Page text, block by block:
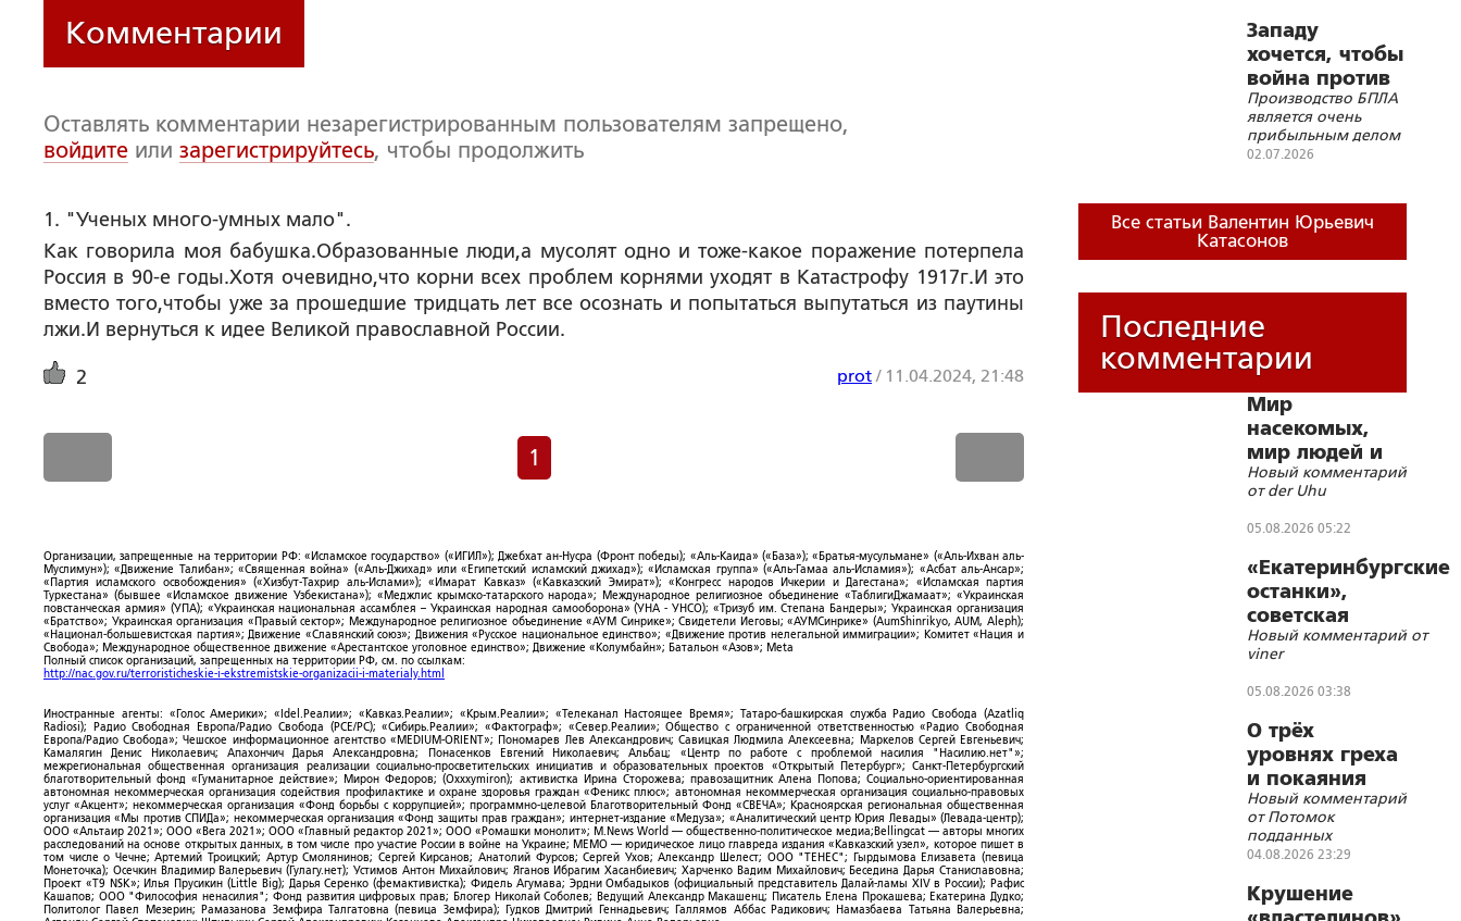
Комментарии
Оставлять комментарии незарегистрированным пользователям запрещено,
войдите или зарегистрируйтесь, чтобы продолжить
1. "Ученых много-умных мало".
Как говорила моя бабушка.Образованные люди,а мусолят одно и тоже-какое поражение потерпела
Россия в 90-е годы.Хотя очевидно,что корни всех проблем корнями уходят в Катастрофу 1917г.И это
вместо того,чтобы уже за прошедшие тридцать лет все осознать и попытаться выпутаться из паутины
лжи.И вернуться к идее Великой православной России.
2 prot/ 11.04.2024, 21:48
1
Организации, запрещенные на территории РФ: «Исламское государство» («ИГИЛ»); Джебхат ан-Нусра (Фронт победы); «Аль-Каида» («База»); «Братья-мусульмане» («Аль-Ихван аль-
Муслимун»); «Движение Талибан»; «Священная война» («Аль-Джихад» или «Египетский исламский джихад»); «Исламская группа» («Аль-Гамаа аль-Исламия»); «Асбат аль-Ансар»;
«Партия исламского освобождения» («Хизбут-Тахрир аль-Ислами»); «Имарат Кавказ» («Кавказский Эмират»); «Конгресс народов Ичкерии и Дагестана»; «Исламская партия
Туркестана» (бывшее «Исламское движение Узбекистана»); «Меджлис крымско-татарского народа»; Международное религиозное объединение «ТаблигиДжамаат»; «Украинская
повстанческая армия» (УПА); «Украинская национальная ассамблея – Украинская народная самооборона» (УНА - УНСО); «Тризуб им. Степана Бандеры»; Украинская организация
«Братство»; Украинская организация «Правый сектор»; Международное религиозное объединение «АУМ Синрике»; Свидетели Иеговы; «АУМСинрике» (AumShinrikyo, AUM, Aleph);
«Национал-большевистская партия»; Движение «Славянский союз»; Движения «Русское национальное единство»; «Движение против нелегальной иммиграции»; Комитет «Нация и
Свобода»; Международное общественное движение «Арестантское уголовное единство»; Движение «Колумбайн»; Батальон «Азов»; Meta
Полный список организаций, запрещенных на территории РФ, см. по ссылкам:
http://nac.gov.ru/terroristicheskie-i-ekstremistskie-organizacii-i-materialy.html
Иностранные агенты: «Голос Америки»; «Idel.Реалии»; «Кавказ.Реалии»; «Крым.Реалии»; «Телеканал Настоящее Время»; Татаро-башкирская служба Радио Свобода (Azatliq
Radiosi); Радио Свободная Европа/Радио Свобода (PCE/PC); «Сибирь.Реалии»; «Фактограф»; «Север.Реалии»; Общество с ограниченной ответственностью «Радио Свободная
Европа/Радио Свобода»; Чешское информационное агентство «MEDIUM-ORIENT»; Пономарев Лев Александрович; Савицкая Людмила Алексеевна; Маркелов Сергей Евгеньевич;
Камалягин Денис Николаевич; Апахончич Дарья Александровна; Понасенков Евгений Николаевич; Альбац; «Центр по работе с проблемой насилия "Насилию.нет"»;
межрегиональная общественная организация реализации социально-просветительских инициатив и образовательных проектов «Открытый Петербург»; Санкт-Петербургский
благотворительный фонд «Гуманитарное действие»; Мирон Федоров; (Oxxxymiron); активистка Ирина Сторожева; правозащитник Алена Попова; Социально-ориентированная
автономная некоммерческая организация содействия профилактике и охране здоровья граждан «Феникс плюс»; автономная некоммерческая организация социально-правовых
услуг «Акцент»; некоммерческая организация «Фонд борьбы с коррупцией»; программно-целевой Благотворительный Фонд «СВЕЧА»; Красноярская региональная общественная
организация «Мы против СПИДа»; некоммерческая организация «Фонд защиты прав граждан»; интернет-издание «Медуза»; «Аналитический центр Юрия Левады» (Левада-центр);
ООО «Альтаир 2021»; ООО «Вега 2021»; ООО «Главный редактор 2021»; ООО «Ромашки монолит»; M.News World — общественно-политическое медиа;Bellingcat — авторы многих
расследований на основе открытых данных, в том числе про участие России в войне на Украине; МЕМО — юридическое лицо главреда издания «Кавказский узел», которое пишет в
том числе о Чечне; Артемий Троицкий; Артур Смолянинов; Сергей Кирсанов; Анатолий Фурсов; Сергей Ухов; Александр Шелест; ООО "ТЕНЕС"; Гырдымова Елизавета (певица
Монеточка); Осечкин Владимир Валерьевич (Гулагу.нет); Устимов Антон Михайлович; Яганов Ибрагим Хасанбиевич; Харченко Вадим Михайлович; Беседина Дарья Станиславовна;
Проект «T9 NSK»; Илья Прусикин (Little Big); Дарья Серенко (фемактивистка); Фидель Агумава; Эрдни Омбадыков (официальный представитель Далай-ламы XIV в России); Рафис
Кашапов; ООО "Философия ненасилия"; Фонд развития цифровых прав; Блогер Николай Соболев; Ведущий Александр Макашенц; Писатель Елена Прокашева; Екатерина Дудко;
Политолог Павел Мезерин; Рамазанова Земфира Талгатовна (певица Земфира); Гудков Дмитрий Геннадьевич; Галлямов Аббас Радикович; Намазбаева Татьяна Валерьевна;
интеллектом
Западу
хочется, чтобы
война против
России
продолжалась
бесконечно
Производство БПЛА
является очень
прибыльным делом
для западного
02.07.2026
Все статьи Валентин Юрьевич
Катасонов
Последние
комментарии
Мир
насекомых,
мир людей и
блуд
Новый комментарий
от der Uhu
05.08.2026 05:22
«Екатеринбургские
останки»,
советская
символика и
цифровизации
Новый комментарий от
viner
05.08.2026 03:38
О трёх
уровнях греха
и покаяния
Новый комментарий
от Потомок
подданных
Императора
04.08.2026 23:29
Крушение